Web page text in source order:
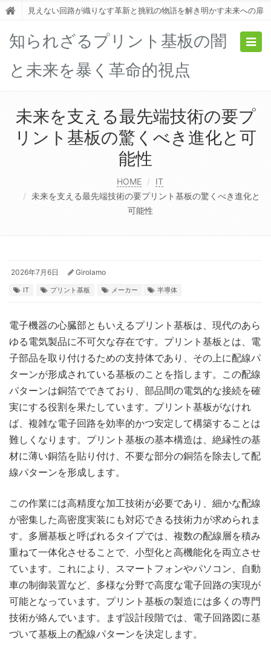
見えない回路が織りなす革新と挑戦の物語を解き明かす未来への扉
知られざるプリント基板の闇
と未来を暴く革命的視点
未来を支える最先端技術の要プ
リント基板の驚くべき進化と可
能性
HOME
IT
未来を支える最先端技術の要プリント基板の驚くべき進化と
可能性
2026年7月6日 Girolamo
IT プリント基板 メーカー 半導体
電子機器の心臓部ともいえるプリント基板は、現代のあら
ゆる電気製品に不可欠な存在です。 プリント基板とは、電
子部品を取り付けるための支持体であり、その上に配線パ
ターンが形成されている基板のことを指します。この配線
パターンは銅箔でできており、部品間の電気的な接続を確
実にする役割を果たしています。プリント基板がなけれ
ば、複雑な電子回路を効率的かつ安定して構築することは
難しくなります。プリント基板の基本構造は、絶縁性の基
材に薄い銅箔を貼り付け、不要な部分の銅箔を除去して配
線パターンを形成します。
この作業には高精度な加工技術が必要であり、細かな配線
が密集した高密度実装にも対応できる技術力が求められま
す。多層基板と呼ばれるタイプでは、複数の配線層を積み
重ねて一体化させることで、小型化と高機能化を両立させ
ています。これにより、スマートフォンやパソコン、自動
車の制御装置など、多様な分野で高度な電子回路の実現が
可能となっています。プリント基板の製造には多くの専門
技術が絡んでいます。まず設計段階では、電子回路図に基
づいて基板上の配線パターンを決定します。